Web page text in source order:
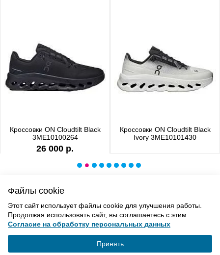
Кроссовки ON Cloudtilt Black
3ME10100264
26 000 р.
Кроссовки ON Cloudtilt Black
Ivory 3ME10101430
ВВЕРХ
Файлы cookie
Этот сайт использует файлы cookie для улучшения работы.
Продолжая использовать сайт, вы соглашаетесь с этим.
Согласие на обработку персональных данных
Принять